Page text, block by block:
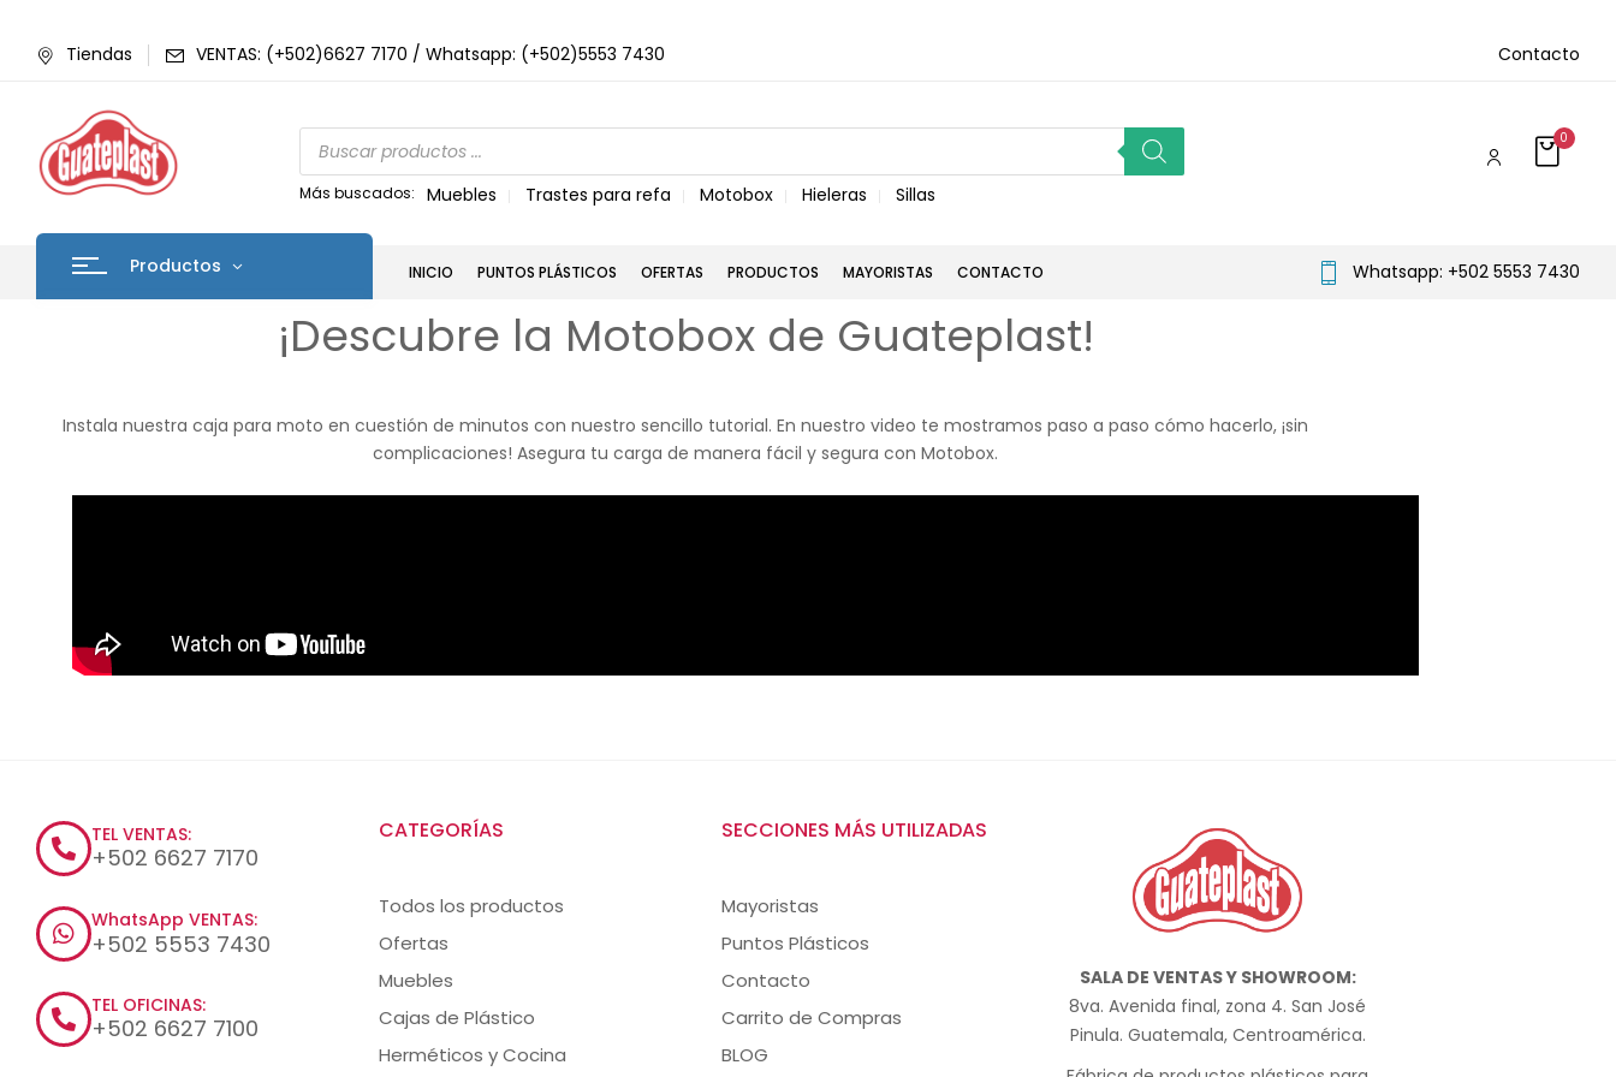
Tiendas VENTAS: (+502)6627 7170 / Whatsapp: (+502)5553 7430 Contacto
Más buscados: Muebles Trastes para refa Motobox Hieleras Sillas
0
Productos INICIO PUNTOS PLÁSTICOS OFERTAS PRODUCTOS MAYORISTAS CONTACTO Whatsapp: +502 5553 7430
¡Descubre la Motobox de Guateplast!
Instala nuestra caja para moto en cuestión de minutos con nuestro sencillo tutorial. En nuestro video te mostramos paso a paso cómo hacerlo, ¡sin
complicaciones! Asegura tu carga de manera fácil y segura con Motobox.
TEL VENTAS:
+502 6627 7170
WhatsApp VENTAS:
+502 5553 7430
TEL OFICINAS:
+502 6627 7100
CATEGORÍAS
Todos los productos
Ofertas
Muebles
Cajas de Plástico
Herméticos y Cocina
SECCIONES MÁS UTILIZADAS
Mayoristas
Puntos Plásticos
Contacto
Carrito de Compras
BLOG
SALA DE VENTAS Y SHOWROOM:
8va. Avenida final, zona 4. San José
Pinula. Guatemala, Centroamérica.